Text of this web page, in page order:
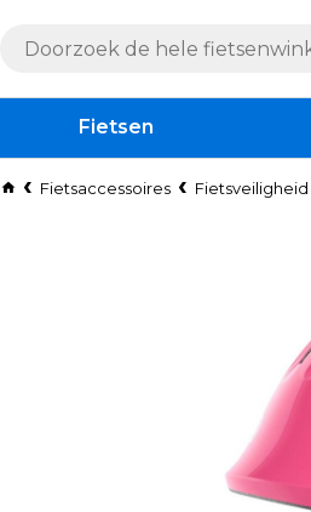
Fietsen
Fietsaccessoires Fietsveiligheid